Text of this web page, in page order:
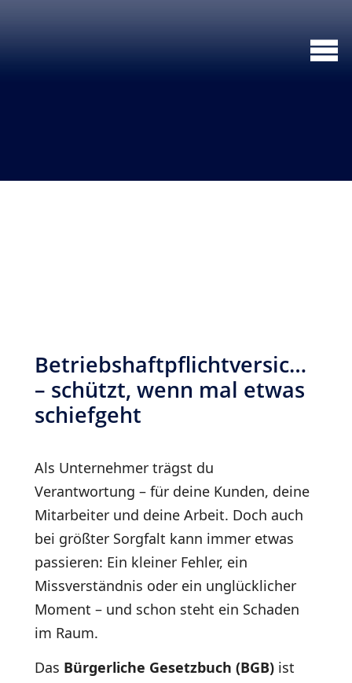
– schützt, wenn mal etwas
schiefgeht
Als Unternehmer trägst du
Verantwortung – für deine Kunden, deine
Mitarbeiter und deine Arbeit. Doch auch
bei größter Sorgfalt kann immer etwas
passieren: Ein kleiner Fehler, ein
Missverständnis oder ein unglücklicher
Moment – und schon steht ein Schaden
im Raum.
Das Bürgerliche Gesetzbuch (BGB) ist